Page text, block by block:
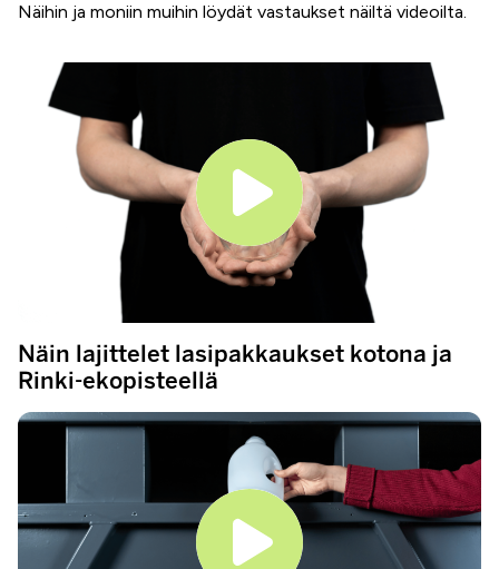
Näihin ja moniin muihin löydät vastaukset näiltä videoilta.
Näin lajittelet lasipakkaukset kotona ja
Rinki-ekopisteellä